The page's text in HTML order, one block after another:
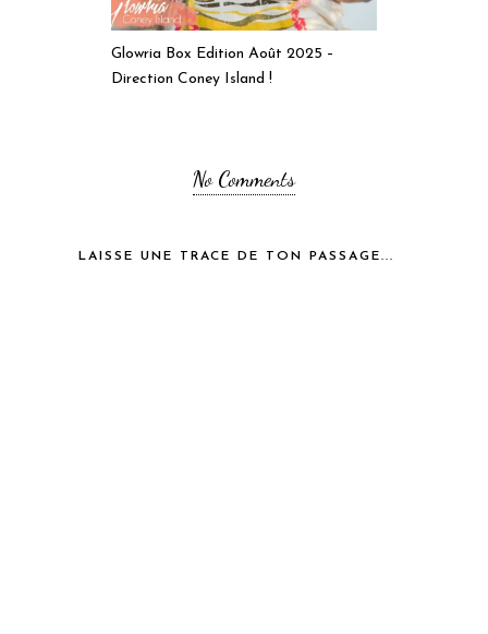
Glowria Box Edition Août 2025 –
Direction Coney Island !
No Comments
LAISSE UNE TRACE DE TON PASSAGE...